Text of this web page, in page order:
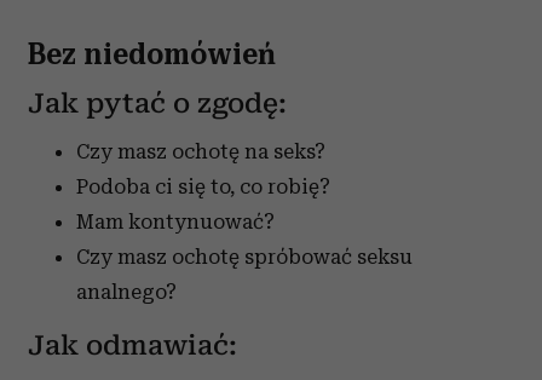
Bez niedomówień
Jak pytać o zgodę:
Czy masz ochotę na seks?
Podoba ci się to, co robię?
Mam kontynuować?
Czy masz ochotę spróbować seksu
analnego?
Jak odmawiać: